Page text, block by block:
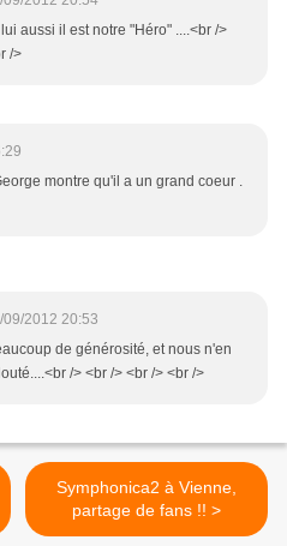
aussi il est notre "Héro" ....<br />
/>
montre qu'il a un grand coeur .
09/2012 20:53
de générosité, et nous n'en
/> <br /> <br /> <br />
Symphonica2 à Vienne,
partage de fans !! >